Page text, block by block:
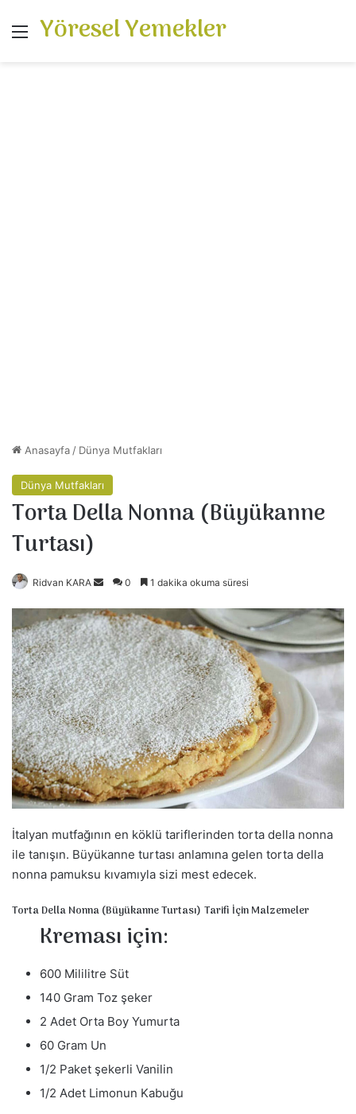
Menü
Yöresel Yemekler
Anasayfa / Dünya Mutfakları
Dünya Mutfakları
Torta Della Nonna (Büyükanne
Turtası)
Ridvan KARA
r
e
-
p
o
s
t
a
g
ö
n
d
e
r
e
0 1 dakika okuma süresi
İtalyan mutfağının en köklü tariflerinden torta della nonna
ile tanışın. Büyükanne turtası anlamına gelen torta della
nonna pamuksu kıvamıyla sizi mest edecek.
Torta Della Nonna (Büyükanne Turtası) Tarifi İçin Malzemeler
Kreması için:
600 Mililitre Süt
140 Gram Toz şeker
2 Adet Orta Boy Yumurta
60 Gram Un
1/2 Paket şekerli Vanilin
1/2 Adet Limonun Kabuğu